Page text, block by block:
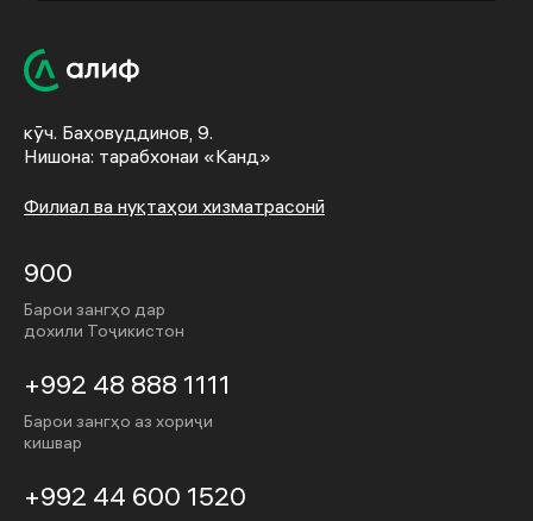
кӯч. Баҳовуддинов, 9.
Нишона: тарабхонаи «Канд»
Филиал ва нуқтаҳои хизматрасонӣ
900
Барои зангҳо дар
дохили Тоҷикистон
+992 48 888 1111
Барои зангҳо аз хориҷи
кишвар
+992 44 600 1520